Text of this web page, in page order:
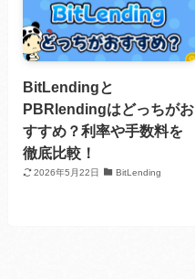
BitLendingと
PBRlendingはどっちがお
すすめ？利率や手数料を
徹底比較！
2026年5月22日 BitLending